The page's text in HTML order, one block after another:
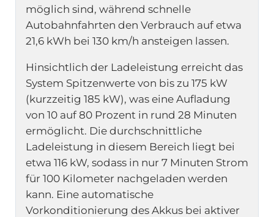
möglich sind, während schnelle
Autobahnfahrten den Verbrauch auf etwa
21,6 kWh bei 130 km/h ansteigen lassen.
Hinsichtlich der Ladeleistung erreicht das
System Spitzenwerte von bis zu 175 kW
(kurzzeitig 185 kW), was eine Aufladung
von 10 auf 80 Prozent in rund 28 Minuten
ermöglicht. Die durchschnittliche
Ladeleistung in diesem Bereich liegt bei
etwa 116 kW, sodass in nur 7 Minuten Strom
für 100 Kilometer nachgeladen werden
kann. Eine automatische
Vorkonditionierung des Akkus bei aktiver